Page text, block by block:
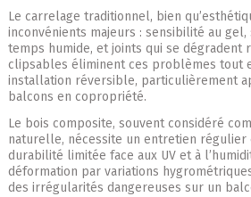
Le carrelage traditionnel, bien
inconvénients majeurs : sensibilité au
temps humide, et joints qui se dégradent
clipsables éliminent ces problèmes tout
installation réversible, particulièrement
balcons en copropriété.
Le bois composite, souvent considéré
naturelle, nécessite un entretien régulier
durabilité limitée face aux UV et à
déformation par variations
des irrégularités dangereuses sur un